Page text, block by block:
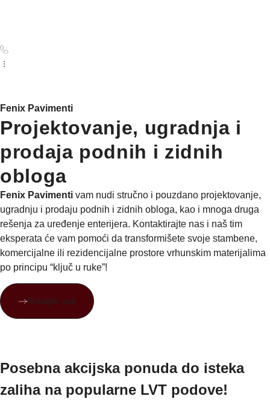
Fenix Pavimenti
Projektovanje, ugradnja i
prodaja podnih i zidnih
obloga
Fenix Pavimenti vam nudi stručno i pouzdano projektovanje,
ugradnju i prodaju podnih i zidnih obloga, kao i mnoga druga
rešenja za uređenje enterijera. Kontaktirajte nas i naš tim
eksperata će vam pomoći da transformišete svoje stambene,
komercijalne ili rezidencijalne prostore vrhunskim materijalima
po principu “ključ u ruke”!
Pošaljite upit
Posebna akcijska ponuda do isteka
zaliha na popularne LVT podove!